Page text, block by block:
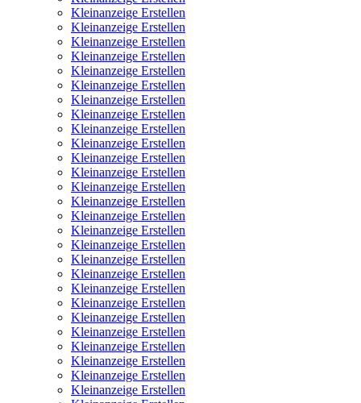
Kleinanzeige Erstellen
Kleinanzeige Erstellen
Kleinanzeige Erstellen
Kleinanzeige Erstellen
Kleinanzeige Erstellen
Kleinanzeige Erstellen
Kleinanzeige Erstellen
Kleinanzeige Erstellen
Kleinanzeige Erstellen
Kleinanzeige Erstellen
Kleinanzeige Erstellen
Kleinanzeige Erstellen
Kleinanzeige Erstellen
Kleinanzeige Erstellen
Kleinanzeige Erstellen
Kleinanzeige Erstellen
Kleinanzeige Erstellen
Kleinanzeige Erstellen
Kleinanzeige Erstellen
Kleinanzeige Erstellen
Kleinanzeige Erstellen
Kleinanzeige Erstellen
Kleinanzeige Erstellen
Kleinanzeige Erstellen
Kleinanzeige Erstellen
Kleinanzeige Erstellen
Kleinanzeige Erstellen